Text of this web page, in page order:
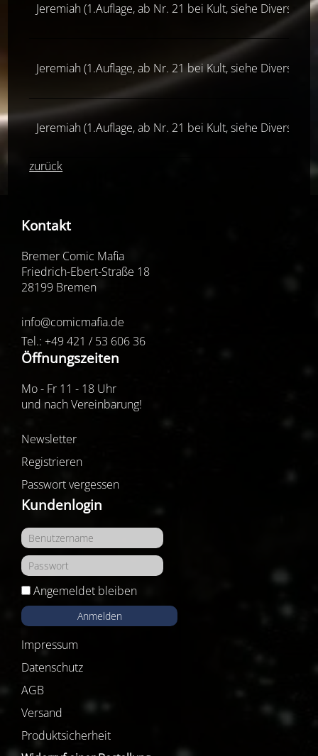
Jeremiah (1.Auflage, ab Nr. 21 bei Kult, siehe Diverse
Jeremiah (1.Auflage, ab Nr. 21 bei Kult, siehe Diverse
Jeremiah (1.Auflage, ab Nr. 21 bei Kult, siehe Diverse
zurück
Kontakt
Bremer Comic Mafia
Friedrich-Ebert-Straße 18
28199 Bremen
info@comicmafia.de
Tel.: +49 421 / 53 606 36
Öffnungszeiten
Mo - Fr 11 - 18 Uhr
und nach Vereinbarung!
Newsletter
Registrieren
Passwort vergessen
Kundenlogin
Angemeldet bleiben
Anmelden
Impressum
Datenschutz
AGB
Versand
Produktsicherheit